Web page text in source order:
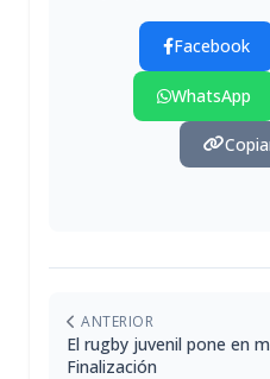
Facebook
WhatsApp
ANTERIOR
El rugby juvenil pone en
Finalización